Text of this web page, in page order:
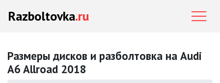
Razboltovka.ru
Размеры дисков и разболтовка на Audi
A6 Allroad 2018